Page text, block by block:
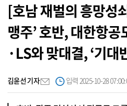
[호남 재벌의 흥망성
맹주’ 호반, 대한항
·LS와 맞대결, ‘기대
김윤선 기자 입력 2025-10-28